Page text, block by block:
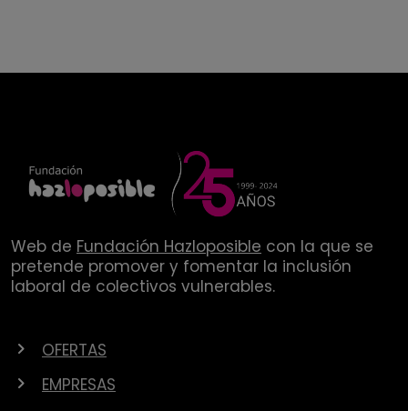
Web de Fundación Hazloposible con la que se
pretende promover y fomentar la inclusión
laboral de colectivos vulnerables.
OFERTAS
EMPRESAS